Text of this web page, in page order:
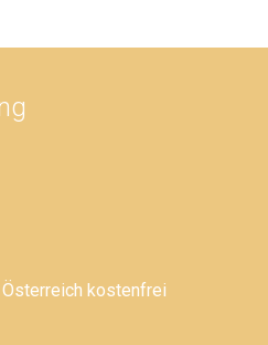
Österreich kostenfrei